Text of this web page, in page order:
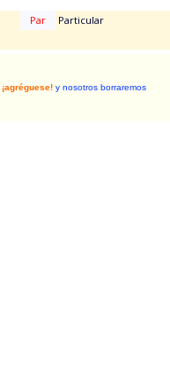
Par
Particular
¡agréguese! y nosotros borraremos